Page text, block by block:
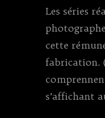
Les séries
cette
fabrication.
s’affichant